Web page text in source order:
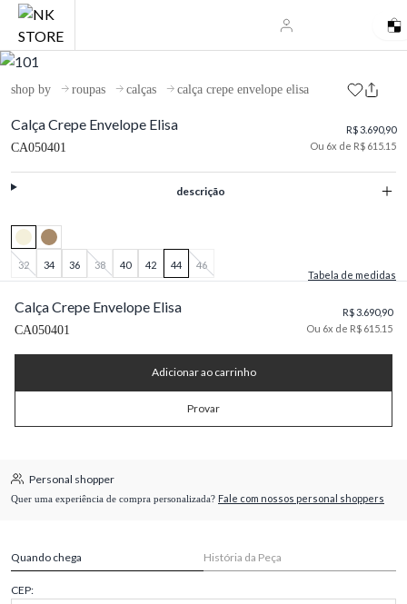
shop by roupas calças calça crepe envelope elisa
Calça Crepe Envelope Elisa
CA050401
R$ 3.690,90
Ou 6x de R$ 615.15
descrição
32 34 36 38 40 42 44
46
Tabela de medidas
Calça Crepe Envelope Elisa
CA050401
R$ 3.690,90
Ou 6x de R$ 615.15
Adicionar ao carrinho
Provar
Personal shopper
Quer uma experiência de compra personalizada? Fale com nossos personal shoppers
Quando chega História da Peça
CEP: